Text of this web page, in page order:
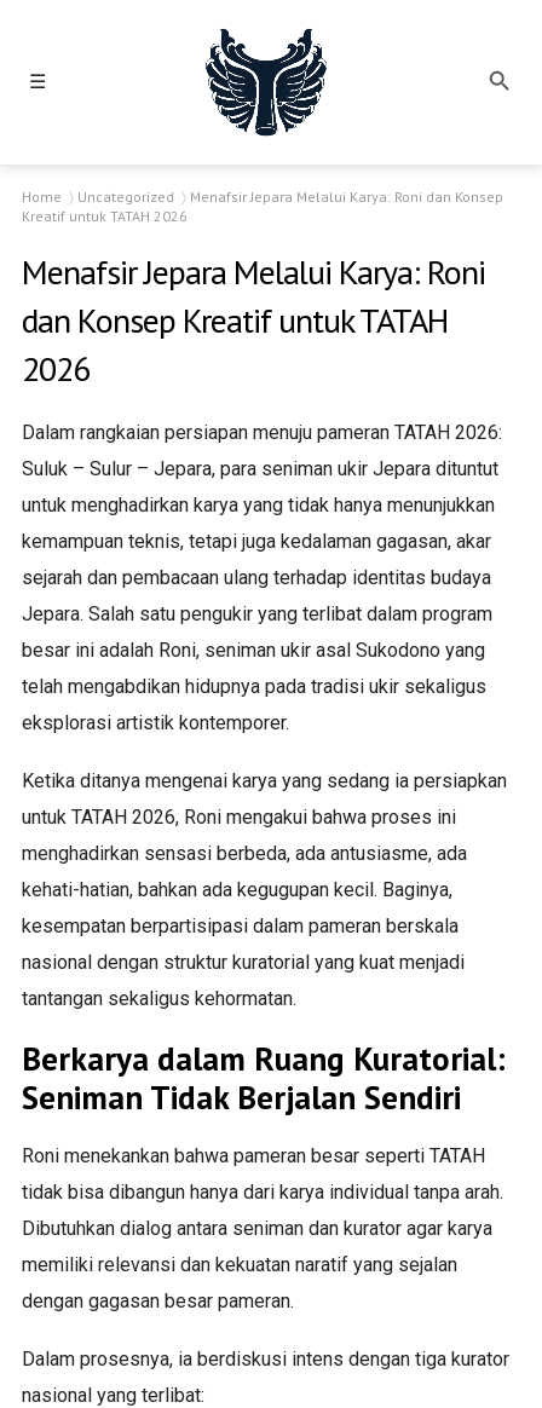
☰
Home Uncategorized
Menafsir Jepara Melalui Karya: Roni dan Konsep
Kreatif untuk TATAH 2026
Menafsir Jepara Melalui Karya: Roni
dan Konsep Kreatif untuk TATAH
2026
Dalam rangkaian persiapan menuju pameran TATAH 2026:
Suluk – Sulur – Jepara, para seniman ukir Jepara dituntut
untuk menghadirkan karya yang tidak hanya menunjukkan
kemampuan teknis, tetapi juga kedalaman gagasan, akar
sejarah dan pembacaan ulang terhadap identitas budaya
Jepara. Salah satu pengukir yang terlibat dalam program
besar ini adalah Roni, seniman ukir asal Sukodono yang
telah mengabdikan hidupnya pada tradisi ukir sekaligus
eksplorasi artistik kontemporer.
Ketika ditanya mengenai karya yang sedang ia persiapkan
untuk TATAH 2026, Roni mengakui bahwa proses ini
menghadirkan sensasi berbeda, ada antusiasme, ada
kehati-hatian, bahkan ada kegugupan kecil. Baginya,
kesempatan berpartisipasi dalam pameran berskala
nasional dengan struktur kuratorial yang kuat menjadi
tantangan sekaligus kehormatan.
Berkarya dalam Ruang Kuratorial:
Seniman Tidak Berjalan Sendiri
Roni menekankan bahwa pameran besar seperti TATAH
tidak bisa dibangun hanya dari karya individual tanpa arah.
Dibutuhkan dialog antara seniman dan kurator agar karya
memiliki relevansi dan kekuatan naratif yang sejalan
dengan gagasan besar pameran.
Dalam prosesnya, ia berdiskusi intens dengan tiga kurator
nasional yang terlibat: